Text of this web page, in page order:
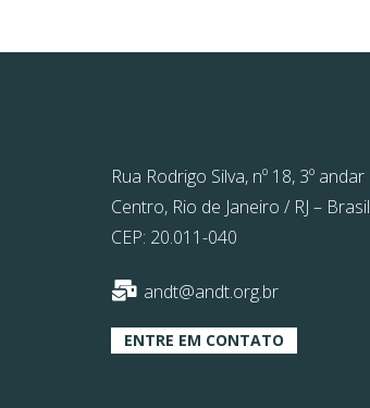
Rua Rodrigo Silva, nº 18, 3º andar
Centro, Rio de Janeiro / RJ – Brasil
CEP: 20.011-040
andt@andt.org.br
ENTRE EM CONTATO